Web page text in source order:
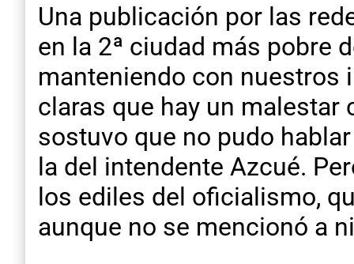
Una publicación por las
en la 2ª ciudad más pobre
manteniendo con nuestros
claras que hay un malestar
sostuvo que no pudo
la del intendente Azcué.
los ediles del oficialismo,
aunque no se mencionó a